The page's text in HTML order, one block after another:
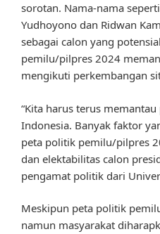
sorotan. Nama-nama
Yudhoyono dan Ridwan
sebagai calon yang
pemilu/pilpres 2024
mengikuti perkembangan
“Kita harus terus
Indonesia. Banyak faktor
peta politik pemilu/pilpres
dan elektabilitas calon
pengamat politik dari
Meskipun peta politik
namun masyarakat